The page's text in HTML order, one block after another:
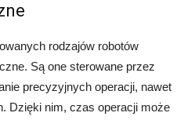
rodzajów robotów
Są one sterowane przez
precyzyjnych operacji, nawet
Dzięki nim, czas operacji może